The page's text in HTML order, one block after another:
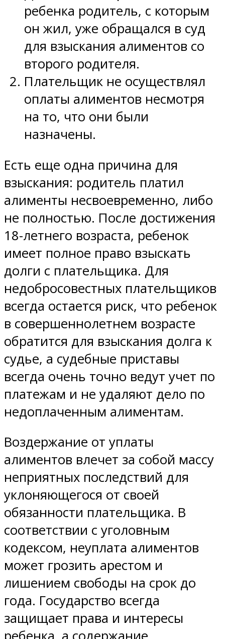
ребенка родитель, с которым
он жил, уже обращался в суд
для взыскания алиментов со
второго родителя.
Плательщик не осуществлял
оплаты алиментов несмотря
на то, что они были
назначены.
Есть еще одна причина для
взыскания: родитель платил
алименты несвоевременно, либо
не полностью. После достижения
18-летнего возраста, ребенок
имеет полное право взыскать
долги с плательщика. Для
недобросовестных плательщиков
всегда остается риск, что ребенок
в совершеннолетнем возрасте
обратится для взыскания долга к
судье, а судебные приставы
всегда очень точно ведут учет по
платежам и не удаляют дело по
недоплаченным алиментам.
Воздержание от уплаты
алиментов влечет за собой массу
неприятных последствий для
уклоняющегося от своей
обязанности плательщика. В
соответствии с уголовным
кодексом, неуплата алиментов
может грозить арестом и
лишением свободы на срок до
года. Государство всегда
защищает права и интересы